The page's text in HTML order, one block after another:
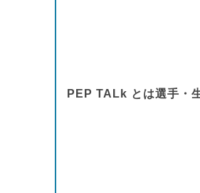
PEP TALk とは選手・